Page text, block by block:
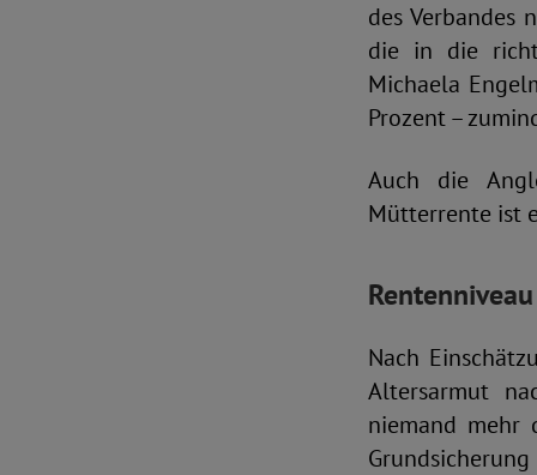
des Verbandes
die in die
Michaela
Prozent –
Auch die
Mütterrente ist
Nach
Altersarmut
niemand mehr